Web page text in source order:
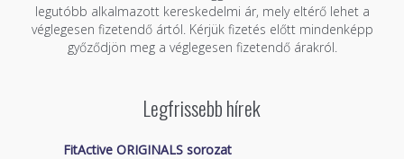
legutóbb alkalmazott kereskedelmi ár, mely eltérő lehet a
véglegesen fizetendő ártól. Kérjük fizetés előtt mindenképp
győződjön meg a véglegesen fizetendő árakról.
Legfrissebb hírek
FitActive ORIGINALS sorozat